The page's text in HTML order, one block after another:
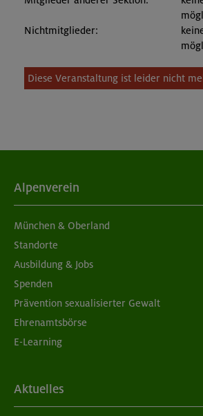
Nichtmitglieder:
Diese Veranstaltung ist leider nicht
Alpenverein
München & Oberland
Standorte
Ausbildung & Jobs
Spenden
Prävention sexualisierter Gewalt
Ehrenamtsbörse
E-Learning
Aktuelles